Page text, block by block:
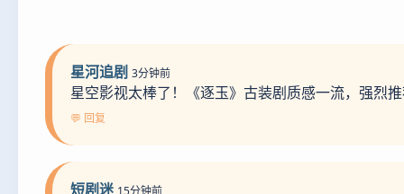
星河追剧 3分钟前
星空影视太棒了！《逐玉》古装剧质感一流，强烈
💬 回复
短剧迷